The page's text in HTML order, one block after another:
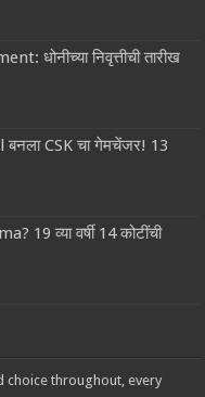
धोनीच्या निवृत्तीची तारीख
बनला CSK चा गेमचेंजर! 13
19 व्या वर्षी 14 कोटींची
choice throughout, every